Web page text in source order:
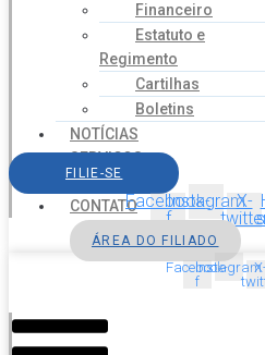
Financeiro
Estatuto e
Regimento
Cartilhas
Boletins
NOTÍCIAS
SERVIÇOS
AGENDA
CONTATO
FILIE-SE
Facebook-
f
InstagramX-
ÁREA DO FILIADO
Facebook-
f
Instagram
Menu